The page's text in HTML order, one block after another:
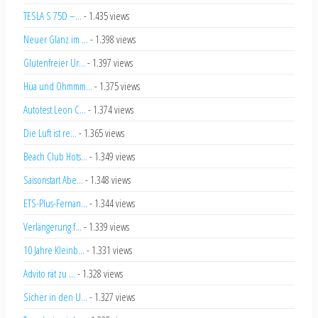
TESLA S 75D –... - 1.435 views
Neuer Glanz im ... - 1.398 views
Glutenfreier Ur... - 1.397 views
Hüa und Ohmmm... - 1.375 views
Autotest Leon C... - 1.374 views
Die Luft ist re... - 1.365 views
Beach Club Hots... - 1.349 views
Saisonstart Abe... - 1.348 views
ETS-Plus-Fernan... - 1.344 views
Verlängerung f... - 1.339 views
10 Jahre Kleinb... - 1.331 views
Advito rät zu ... - 1.328 views
Sicher in den U... - 1.327 views